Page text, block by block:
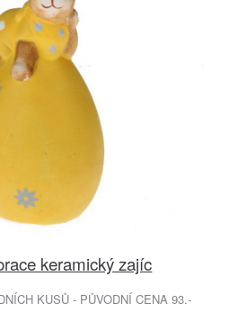
keramický zajíc
KUSŮ - PŮVODNÍ CENA 93.-